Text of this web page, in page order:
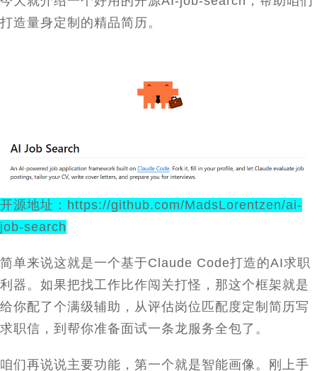
打造量身定制的精品简历。
开源地址： https://github.com/MadsLorentzen/ai-
job-search
简单来说这就是一个基于Claude Code打造的AI求职
利器。如果把找工作比作闯关打怪，那这个框架就是
给你配了个满级辅助，从评估岗位匹配度定制简历写
求职信，到帮你准备面试一条龙服务全包了。
咱们再说说主要功能，第一个就是智能画像。刚上手